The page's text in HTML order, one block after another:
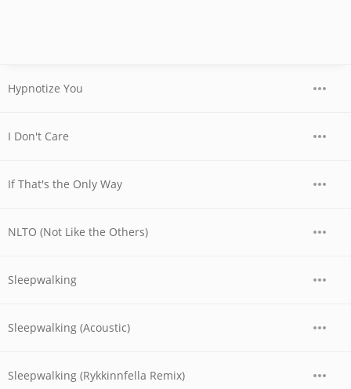
Hypnotize You
I Don't Care
If That's the Only Way
NLTO (Not Like the Others)
Sleepwalking
Sleepwalking (Acoustic)
Sleepwalking (Rykkinnfella Remix)